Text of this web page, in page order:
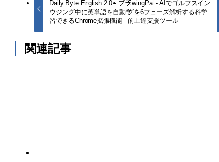
Daily Byte English 2.0 - ブラ
ウジング中に英単語を自動学
習できるChrome拡張機能
SwingPal - AIでゴルフスイン
グを6フェーズ解析する科学
的上達支援ツール
関連記事